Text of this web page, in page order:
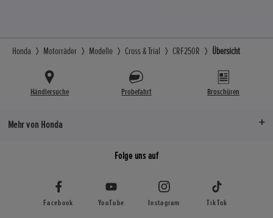
Honda Motorräder Modelle Cross & Trial CRF250R Übersicht
Händlersuche Probefahrt Broschüren
Mehr von Honda
Folge uns auf
Facebook YouTube Instagram TikTok